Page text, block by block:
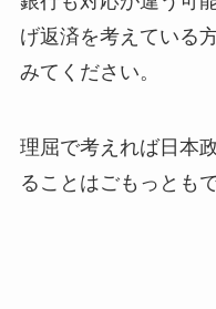
げ返済を考えている
みてください。
理屈で考えれば日本
ることはごもっとも